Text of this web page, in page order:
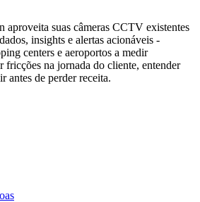
suas câmeras CCTV existentes
insights e alertas acionáveis -
centers e aeroportos a medir
fricções na jornada do cliente, entender
antes de perder receita.